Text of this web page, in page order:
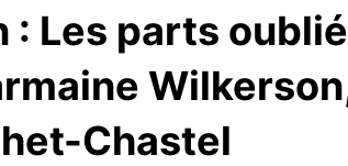
: Les parts
Chastel